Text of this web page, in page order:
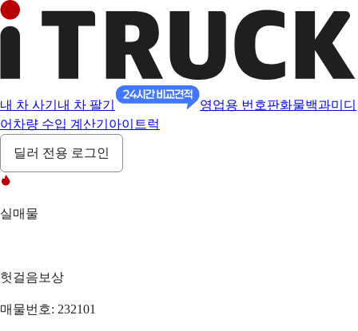
내 차 사기 내 차 팔기 영업용 번호판화물백과미디
어 차량 수입 계산기 아이트럭
딜러 전용 로그인
실매물
헛걸음보상
매물번호: 232101